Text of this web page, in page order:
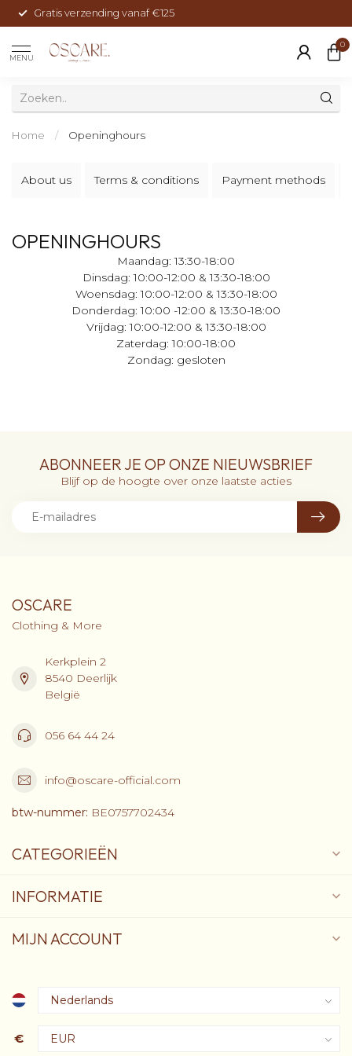
Gratis verzending vanaf €125
MENU
0
Home / Openinghours
About us Terms & conditions Payment methods
OPENINGHOURS
Maandag: 13:30-18:00
Dinsdag: 10:00-12:00 & 13:30-18:00
Woensdag: 10:00-12:00 & 13:30-18:00
Donderdag: 10:00 -12:00 & 13:30-18:00
Vrijdag: 10:00-12:00 & 13:30-18:00
Zaterdag: 10:00-18:00
Zondag: gesloten
ABONNEER JE OP ONZE NIEUWSBRIEF
Blijf op de hoogte over onze laatste acties
OSCARE
Clothing & More
Kerkplein 2
8540 Deerlijk
België
056 64 44 24
info@oscare-official.com
btw-nummer: BE0757702434
CATEGORIEËN
INFORMATIE
MIJN ACCOUNT
€